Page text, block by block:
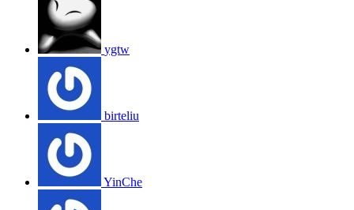
ygtw
birteliu
YinChe